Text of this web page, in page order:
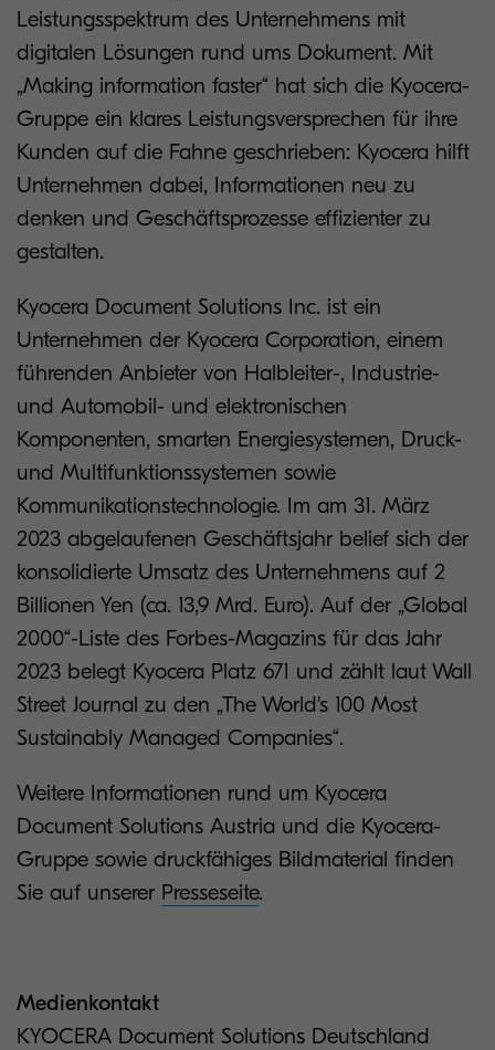
Leistungsspektrum des Unternehmens mit
digitalen Lösungen rund ums Dokument. Mit
„Making information faster“ hat sich die Kyocera-
Gruppe ein klares Leistungsversprechen für ihre
Kunden auf die Fahne geschrieben: Kyocera hilft
Unternehmen dabei, Informationen neu zu
denken und Geschäftsprozesse effizienter zu
gestalten.
Kyocera Document Solutions Inc. ist ein
Unternehmen der Kyocera Corporation, einem
führenden Anbieter von Halbleiter-, Industrie-
und Automobil- und elektronischen
Komponenten, smarten Energiesystemen, Druck-
und Multifunktionssystemen sowie
Kommunikationstechnologie. Im am 31. März
2023 abgelaufenen Geschäftsjahr belief sich der
konsolidierte Umsatz des Unternehmens auf 2
Billionen Yen (ca. 13,9 Mrd. Euro). Auf der „Global
2000“-Liste des Forbes-Magazins für das Jahr
2023 belegt Kyocera Platz 671 und zählt laut Wall
Street Journal zu den „The World's 100 Most
Sustainably Managed Companies“.
Weitere Informationen rund um Kyocera
Document Solutions Austria und die Kyocera-
Gruppe sowie druckfähiges Bildmaterial finden
Sie auf unserer Presseseite.
Medienkontakt
KYOCERA Document Solutions Deutschland